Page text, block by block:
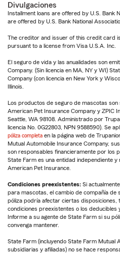
Divulgaciones
Installment loans are offered by U.S. Bank
are offered by U.S. Bank National
The creditor and issuer of this credit card
pursuant to a license from Visa U.S.A. Inc.
El seguro de vida y las anualidades son
Company. (Sin licencia en MA, NY y WI)
Company (con licencia en New York y
Illinois.
Los productos de seguro de mascotas
American Pet Insurance Company y ZPIC
Seattle, WA 98108. Administrado por
licencia No. 0G22803, NPN 9588590). Se
póliza completa en la página web de
Mutual Automobile Insurance Company,
son responsables financieramente por los
State Farm es una entidad independiente y
American Pet Insurance.
Condiciones preexistentes: Si
para mascotas, el cambio de compañía de
póliza podría afectar ciertas
condiciones preexistentes o los deducibles
Informe a su agente de State Farm si su
convenga mantener.
State Farm (incluyendo State Farm Mutual
subsidiarias y afiliadas) no se hace